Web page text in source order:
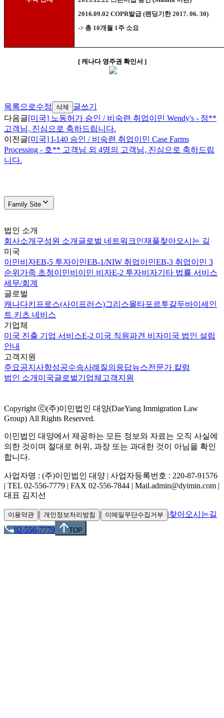
2016.09.02 COPR발급 (랜딩기한2017. 06. 30)
-> 총 10개월 1 주 소요
[ 캐나다 영주권 확인서 ]
목록으로수정 삭제
글쓰기
다음글[미국] 노동허가 승인 / 비숙련 취업이민 Wendy's - 정**
고객님, 진심으로 축하드립니다.
이전글[미국] I-140 승인 / 비숙련 취업이민 Case Farms
Processing - 호** 고객님 외 4명의 고객님, 진심으로 축하드립
니다.
Family Site
법인 소개
회사소개 구성원 소개 글로벌 네트워크인재풀찾아오시는 길
미국
이민비자EB-5 투자이민EB-1/NIW 취업이민EB-3 취업이민 3
순위 가족 초청이민비이민 비자E-2 투자비자기타 법률 서비스
세무/회계
글로벌
캐나다키프로스(사이프러스)그리스몰타포르투갈두바이 세인
트 키츠 네비스
기업체
미국 진출 기업 서비스E-2 미국 직원파견 비자미국 법인 설립
안내
고객지원
주요공지사항성공수속사례 질의응답뉴스전문가 칼럼
법인 소개 미국글로벌기업체 고객지원
Copyright ⓒ(주)이민법인 대양(DaeYang Immigration Law
Group) All Rights Reserved.
이민법인 대양에서 제공하는 모든 정보와 자료는 오직 사실에
의한 것이며 절대로 허위, 과장 또는 과대한 것이 아님을 확인
합니다.
사업자명 : (주)이민법인 대양 | 사업자등록번호 : 220-87-91576
| TEL 02-556-7779 | FAX 02-556-7844 | Mail.admin@dyimin.com |
대표 김지선
이용약관 | 개인정보처리방침 | 이메일무단수집거부 |찾아오시는길
02-556-7779
TOP